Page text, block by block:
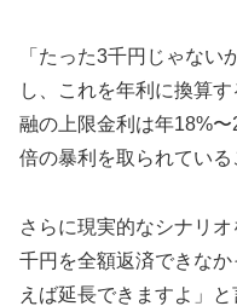
「たった3千円じゃな
し、これを年利に換算
融の上限金利は年18%
倍の暴利を取られている
さらに現実的なシナリ
千円を全額返済できな
えば延長できますよ」